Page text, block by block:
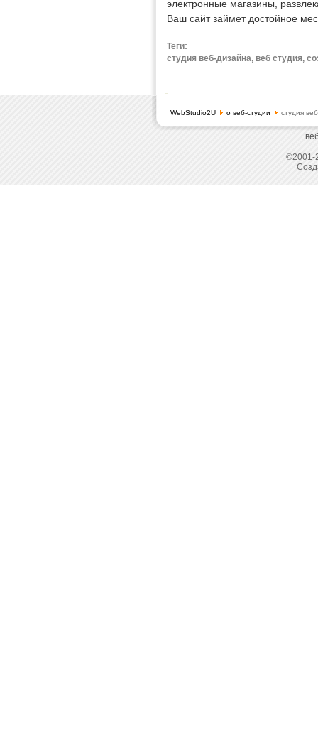
электронные магазины,
Ваш сайт займет достойное
Теги:
студия веб-дизайна, веб студия,
WebStudio2U о веб-студии студия
©2001-